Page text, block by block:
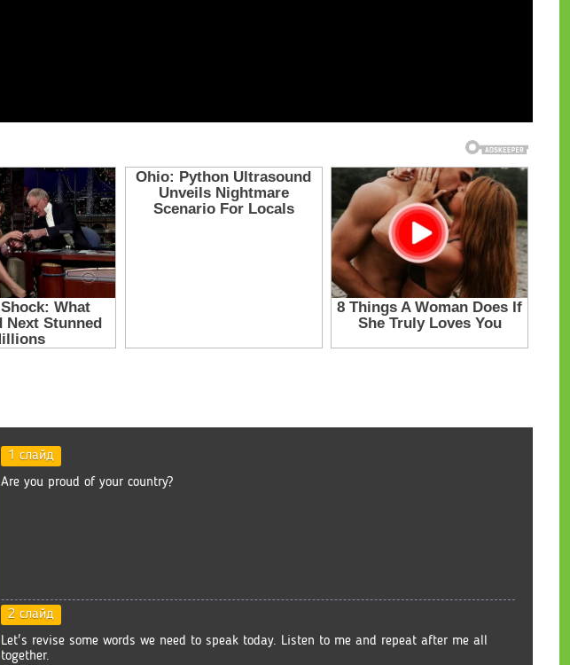
1 слайд
Are you proud of your country?
2 слайд
Let's revise some words we need to speak today. Listen to me and repeat after me all
together.